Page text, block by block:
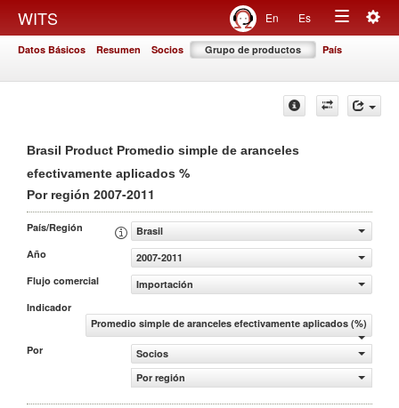
WITS En Es
Toggle
Datos Básicos Resumen Socios Grupo de productos País
Brasil Product Promedio simple de aranceles
efectivamente aplicados %
Por región 2007-2011
País/Región
Brasil
Año
2007-2011
Flujo comercial
Importación
Indicador
Promedio simple de aranceles efectivamente aplicados (%)
Por
Socios
Por región